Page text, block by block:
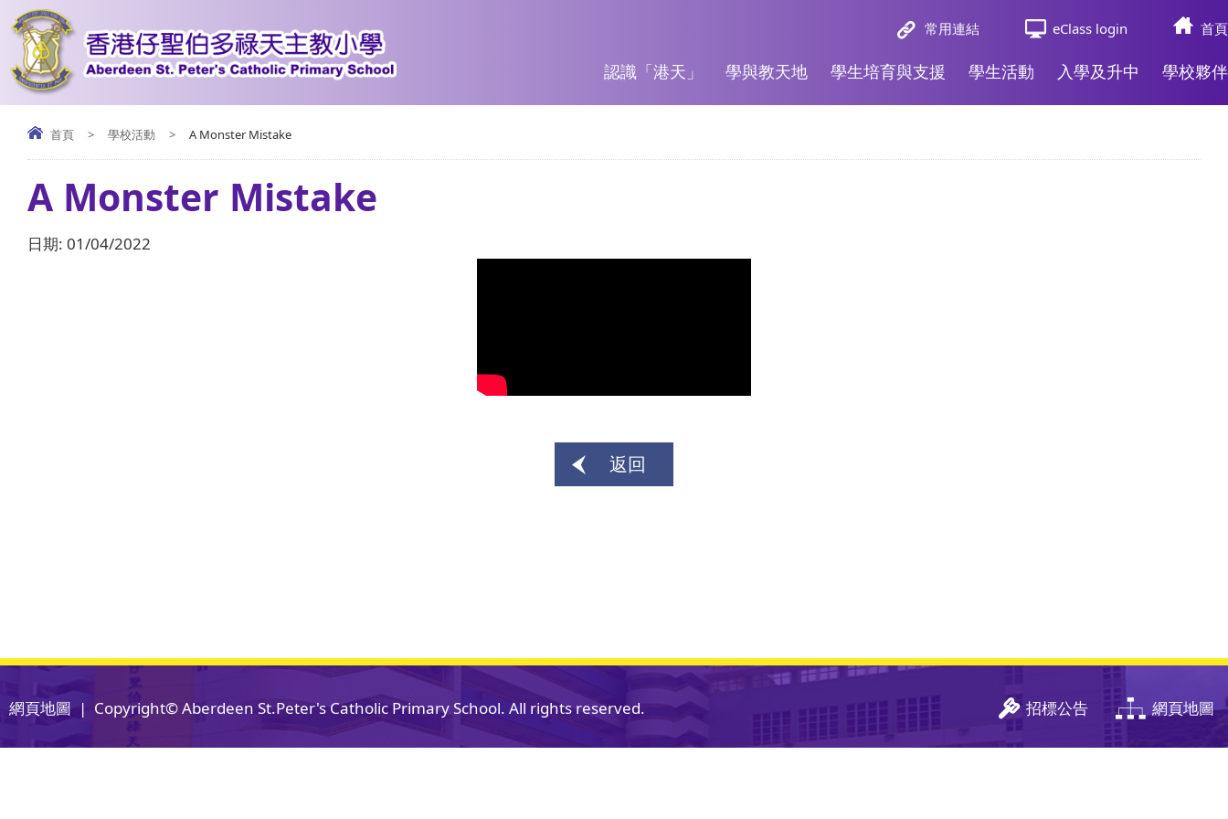
常用連結 eClass login 首頁
認識「港天」 學與教天地 學生培育與支援 學生活動 入學及升中 學校夥伴
首頁 > 學校活動 > A Monster Mistake
A Monster Mistake
日期: 01/04/2022
返回
招標公告 網頁地圖
網頁地圖 | Copyright© Aberdeen St.Peter's Catholic Primary School. All rights reserved.